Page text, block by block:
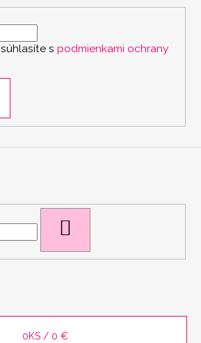
s podmienkami ochrany
0KS / 0 €